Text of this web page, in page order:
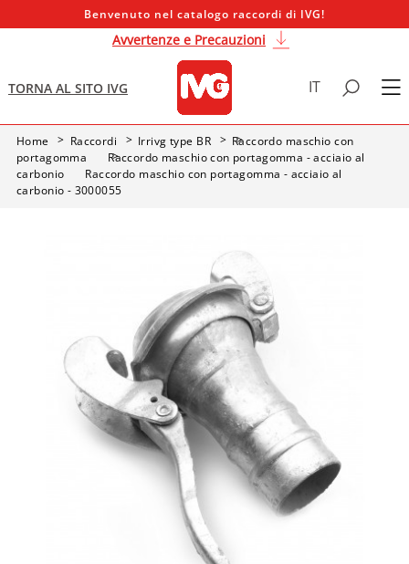
Benvenuto nel catalogo raccordi di IVG!
Avvertenze e Precauzioni
TORNA AL SITO IVG IT
Home Raccordi Irrivg type BR
Raccordo maschio con
portagomma
Raccordo maschio con portagomma - acciaio al
carbonio
Raccordo maschio con portagomma - acciaio al
carbonio - 3000055